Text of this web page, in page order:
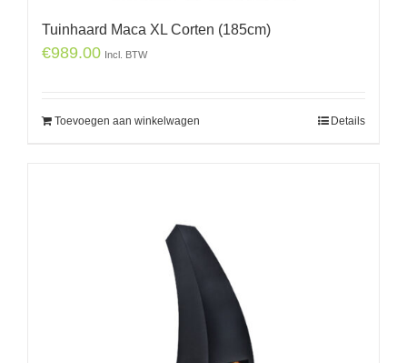
Tuinhaard Maca XL Corten (185cm)
€989.00 Incl. BTW
Toevoegen aan winkelwagen Details